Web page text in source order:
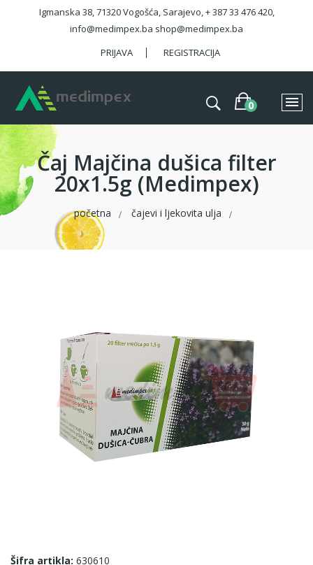
Igmanska 38, 71320 Vogošća, Sarajevo, + 387 33 476 420,
info@medimpex.ba shop@medimpex.ba
PRIJAVA
REGISTRACIJA
Čaj Majčina dušica filter
20x1.5g (Medimpex)
početna čajevi i ljekovita ulja
Šifra artikla: 630610